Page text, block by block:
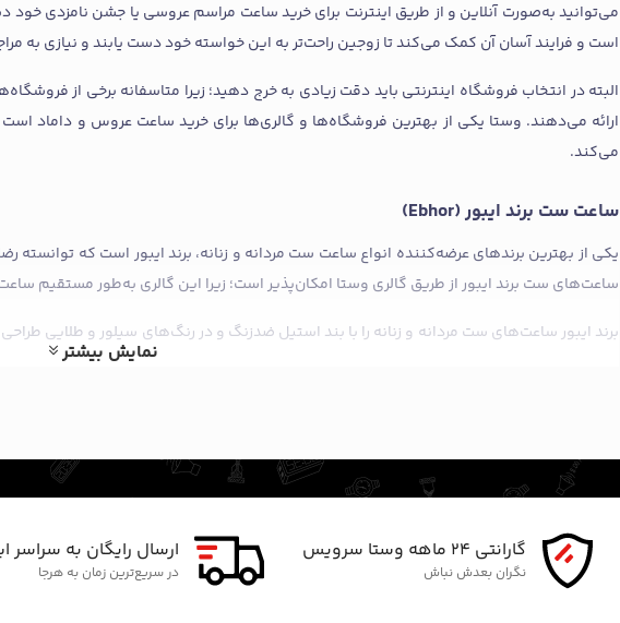
می‌توانید به‌صورت آنلاین و از طریق اینترنت برای خرید ساعت مراسم عروسی یا جشن نامزدی خود
است و فرایند آسان آن کمک می‌کند تا زوجین راحت‌تر به این خواسته خود دست یابند و نیازی به
البته در انتخاب فروشگاه اینترنتی باید دقت زیادی به خرج دهید؛ زیرا متاسفانه برخی از
ارائه می‌دهند. وستا یکی از بهترین فروشگاه‌ها و گالری‌ها برای خرید ساعت عروس و داماد
می‌کند.
ساعت ست برند ایبور (Ebhor)
یکی از بهترین برندهای عرضه‌کننده انواع ساعت ست مردانه و زنانه، برند ایبور است که توانسته
ساعت‌های ست برند ایبور از طریق گالری وستا امکان‌پذیر است؛ زیرا این گالری به‌طور مستقیم
برند ایبور ساعت‌های ست مردانه و زنانه را با بند استیل ضدزنگ و در رنگ‌های سیلور و طلایی
برای مراسم ازدواج و نامزدی از جنس استیل ضدزنگ هستند که برند ایبور نیز به این موضوع توجه
برند سواچ یا امگا سواچ نیز یکی دیگر از برندهایی است که ساعت‌های ست زیادی را به بازار
ظرافت محصولاتش برای زوجین گزینه مناسبی خواهد بود؛ بنابراین اگر قصد دارید که برای
خرید ساعت‌های ست سواچ چندان هزینه‌بر نیست؛ زیرا شما می‌توانید ساده‌ترین مدل این ساعت
نمایش بیشتر
گارانتی ۲۴ ماهه وستا سرویس
نگران بعدش نباش
ارسال رایگان به سراسر
در سریع‌ترین زمان به هرجا